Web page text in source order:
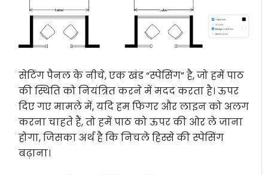
सेटिंग पैनल के नीचे, एक खंड “स्पेसिंग” है, जो हमें पाठ
की स्थिति को नियंत्रित करने में मदद करता है। ऊपर
दिए गए मामले में, यदि हम फिगर और लाइन को अलग
करना चाहते हैं, तो हमें पाठ को ऊपर की ओर ले जाना
होगा, जिसका अर्थ है कि निचले हिस्से की स्पेसिंग
बढ़ाना।